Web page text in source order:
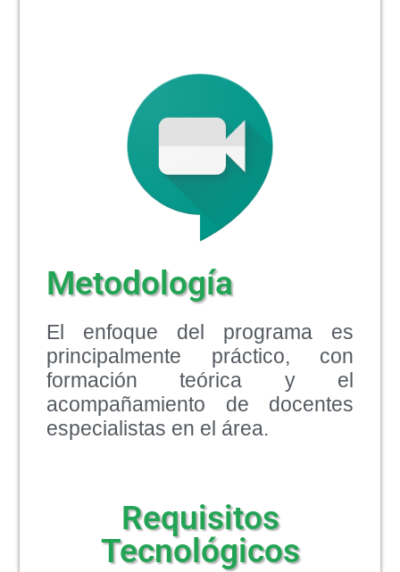
Metodología
El enfoque del programa es
principalmente práctico, con
formación teórica y el
acompañamiento de docentes
especialistas en el área.
Requisitos
Tecnológicos